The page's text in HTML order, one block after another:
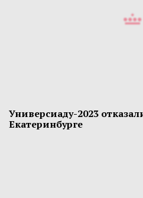
Универсиаду-2023
Екатеринбурге